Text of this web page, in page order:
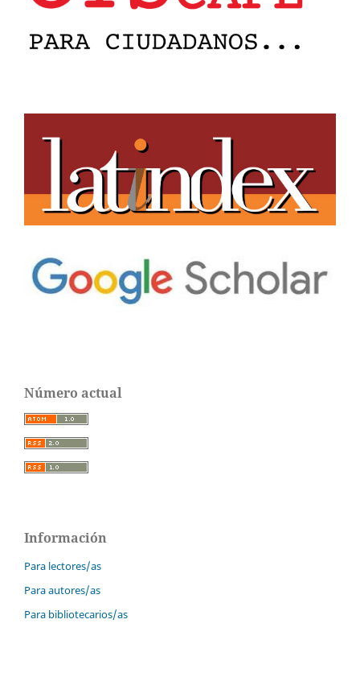
Número actual
Información
Para lectores/as
Para autores/as
Para bibliotecarios/as